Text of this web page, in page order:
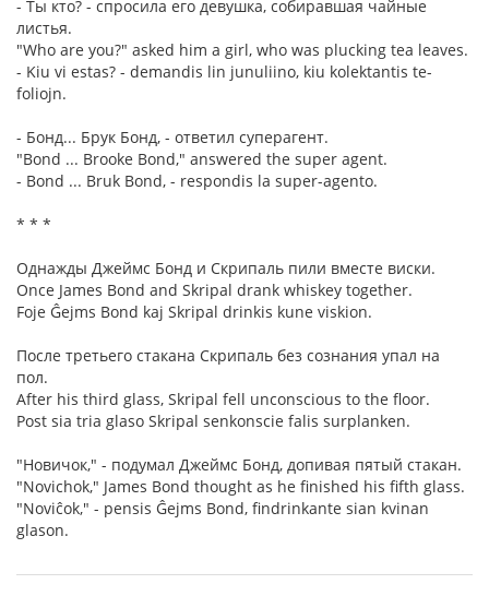
- Ты кто? - спросила его девушка, собиравшая чайные
листья.
"Who are you?" asked him a girl, who was plucking tea leaves.
- Kiu vi estas? - demandis lin junuliino, kiu kolektantis te-
foliojn.
- Бонд... Брук Бонд, - ответил суперагент.
"Bond ... Brooke Bond," answered the super agent.
- Bond ... Bruk Bond, - respondis la super-agento.
* * *
Однажды Джеймс Бонд и Скрипаль пили вместе виски.
Once James Bond and Skripal drank whiskey together.
Foje Ĝejms Bond kaj Skripal drinkis kune viskion.
После третьего стакана Скрипаль без сознания упал на
пол.
After his third glass, Skripal fell unconscious to the floor.
Post sia tria glaso Skripal senkonscie falis surplanken.
"Новичок," - подумал Джеймс Бонд, допивая пятый стакан.
"Novichok," James Bond thought as he finished his fifth glass.
"Noviĉok," - pensis Ĝejms Bond, findrinkante sian kvinan
glason.